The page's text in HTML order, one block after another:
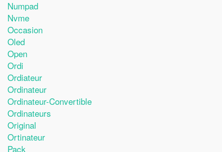
Numpad
Nvme
Occasion
Oled
Open
Ordi
Ordiateur
Ordinateur
Ordinateur-Convertible
Ordinateurs
Original
Ortinateur
Pack